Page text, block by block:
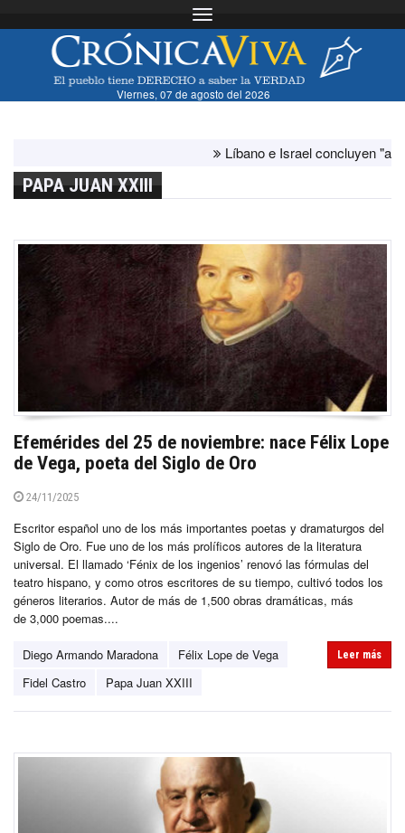
Toggle navigation
Viernes, 07 de agosto del 2026
Líbano e Israel concluyen "antes
PAPA JUAN XXIII
Efemérides del 25 de noviembre: nace Félix Lope
de Vega, poeta del Siglo de Oro
24/11/2025
Escritor español uno de los más importantes poetas y dramaturgos del
Siglo de Oro. Fue uno de los más prolíficos autores de la literatura
universal. El llamado ‘Fénix de los ingenios’ renovó las fórmulas del
teatro hispano, y como otros escritores de su tiempo, cultivó todos los
géneros literarios. Autor de más de 1,500 obras dramáticas, más
de 3,000 poemas....
Diego Armando Maradona
Félix Lope de Vega
Fidel Castro
Papa Juan XXIII
Leer más